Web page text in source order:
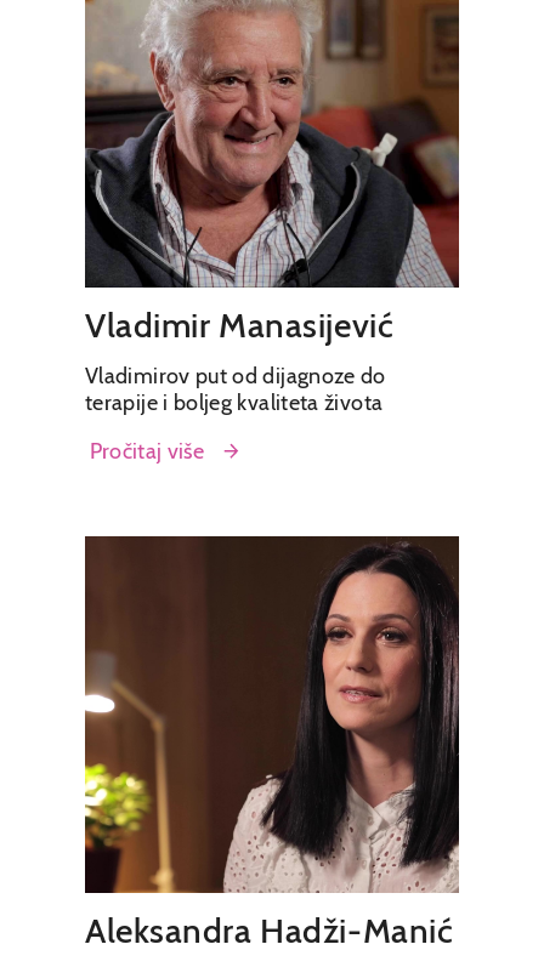
Vladimir Manasijević
Vladimirov put od dijagnoze do
terapije i boljeg kvaliteta života
Pročitaj više
Aleksandra Hadži-Manić